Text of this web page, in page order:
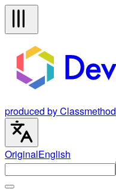
produced by Classmethod
OriginalEnglish